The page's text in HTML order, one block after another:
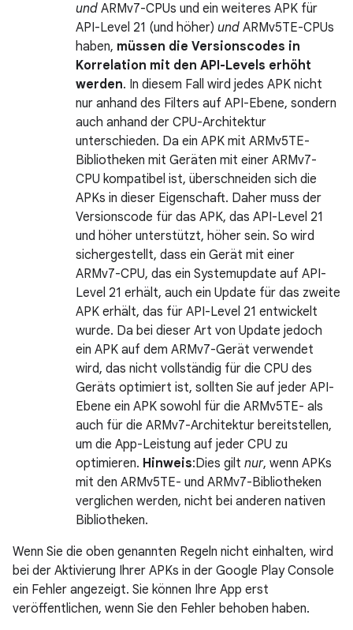
und ARMv7-CPUs und ein weiteres APK für
API-Level 21 (und höher) und ARMv5TE-CPUs
haben, müssen die Versionscodes in
Korrelation mit den API-Levels erhöht
werden. In diesem Fall wird jedes APK nicht
nur anhand des Filters auf API-Ebene, sondern
auch anhand der CPU-Architektur
unterschieden. Da ein APK mit ARMv5TE-
Bibliotheken mit Geräten mit einer ARMv7-
CPU kompatibel ist, überschneiden sich die
APKs in dieser Eigenschaft. Daher muss der
Versionscode für das APK, das API-Level 21
und höher unterstützt, höher sein. So wird
sichergestellt, dass ein Gerät mit einer
ARMv7-CPU, das ein Systemupdate auf API-
Level 21 erhält, auch ein Update für das zweite
APK erhält, das für API-Level 21 entwickelt
wurde. Da bei dieser Art von Update jedoch
ein APK auf dem ARMv7-Gerät verwendet
wird, das nicht vollständig für die CPU des
Geräts optimiert ist, sollten Sie auf jeder API-
Ebene ein APK sowohl für die ARMv5TE- als
auch für die ARMv7-Architektur bereitstellen,
um die App-Leistung auf jeder CPU zu
optimieren. Hinweis:Dies gilt nur, wenn APKs
mit den ARMv5TE- und ARMv7-Bibliotheken
verglichen werden, nicht bei anderen nativen
Bibliotheken.
Wenn Sie die oben genannten Regeln nicht einhalten, wird
bei der Aktivierung Ihrer APKs in der Google Play Console
ein Fehler angezeigt. Sie können Ihre App erst
veröffentlichen, wenn Sie den Fehler behoben haben.